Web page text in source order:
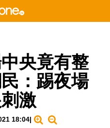
央竟有整
：踢夜場
激
18:04|